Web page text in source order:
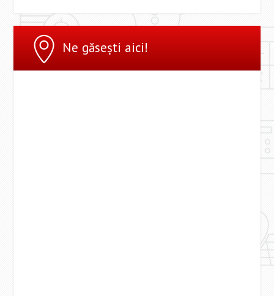
Ne găsești aici!